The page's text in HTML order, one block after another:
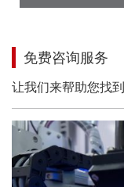
免费咨询服务
让我们来帮助您找